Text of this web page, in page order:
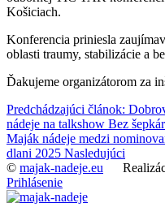
Košiciach.
Konferencia priniesla
oblasti traumy, stabilizácie a
Ďakujeme organizátorom za
Predchádzajúci článok:
nádeje na talkshow Bez
Maják nádeje medzi
dlani 2025 Nasledujúci
© majak-nadeje.eu
Prihlásenie